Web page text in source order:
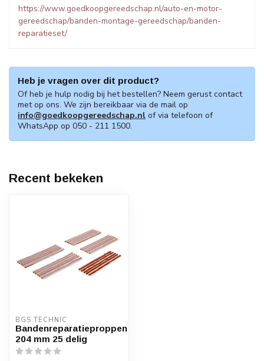
https://www.goedkoopgereedschap.nl/auto-en-motor-
gereedschap/banden-montage-gereedschap/banden-
reparatieset/
Heb je vragen over dit product?
Of heb je hulp nodig bij het bestellen? Neem gerust contact
met op ons. We zijn bereikbaar via de mail op
info@goedkoopgereedschap.nl of via telefoon of
WhatsApp op 050 - 211 1500.
Recent bekeken
BGS TECHNIC
Bandenreparatieproppen
204 mm 25 delig